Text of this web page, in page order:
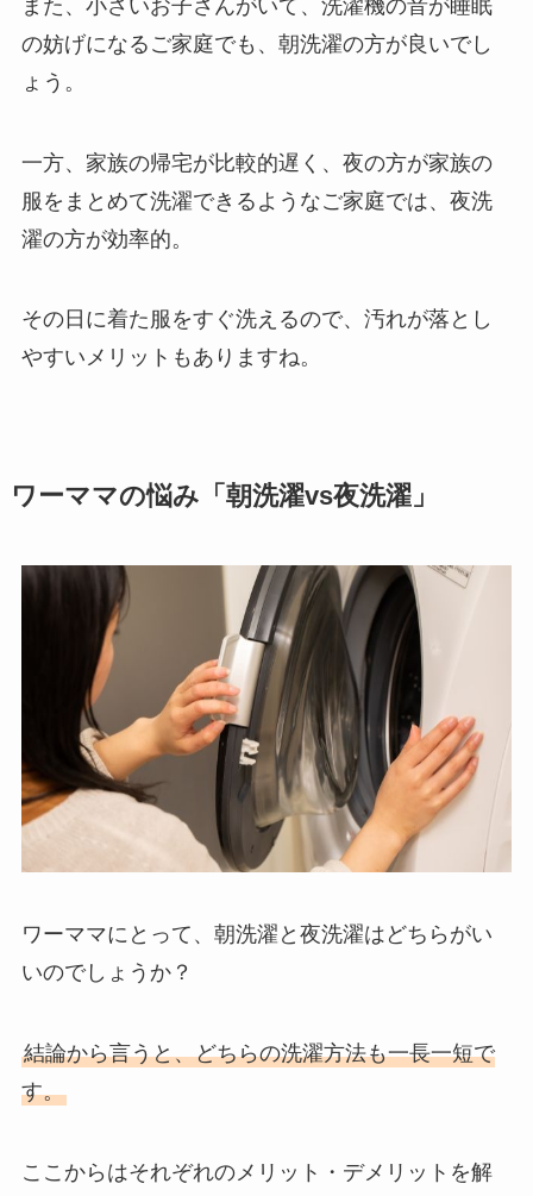
また、小さいお子さんがいて、洗濯機の音が睡眠
の妨げになるご家庭でも、朝洗濯の方が良いでし
ょう。
一方、家族の帰宅が比較的遅く、夜の方が家族の
服をまとめて洗濯できるようなご家庭では、夜洗
濯の方が効率的。
その日に着た服をすぐ洗えるので、汚れが落とし
やすいメリットもありますね。
ワーママの悩み「朝洗濯vs夜洗濯」
ワーママにとって、朝洗濯と夜洗濯はどちらがい
いのでしょうか？
結論から言うと、どちらの洗濯方法も一長一短で
す。
ここからはそれぞれのメリット・デメリットを解